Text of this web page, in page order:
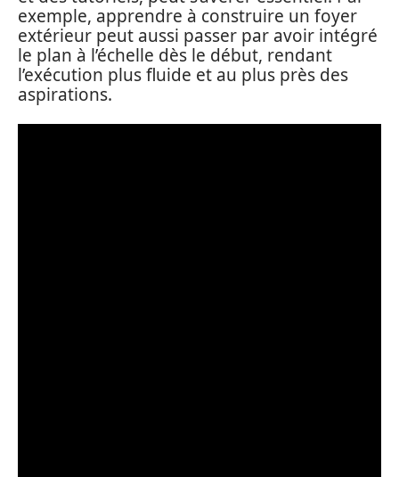
exemple, apprendre à construire un foyer
extérieur peut aussi passer par avoir intégré
le plan à l’échelle dès le début, rendant
l’exécution plus fluide et au plus près des
aspirations.